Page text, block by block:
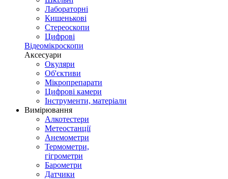
Лабораторні
Кишенькові
Стереоскопи
Цифрові
Відеомікроскопи
Аксесуари
Окуляри
Об'єктиви
Мікропрепарати
Цифрові камери
Інструменти, матеріали
Вимірювання
Алкотестери
Метеостанції
Анемометри
Термометри,
гігрометри
Барометри
Датчики